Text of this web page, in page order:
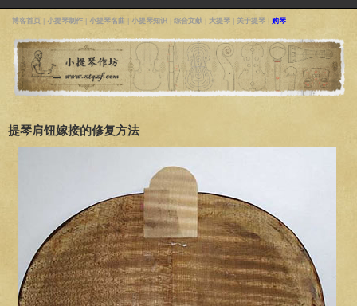
博客首页 小提琴制作 小提琴名曲 小提琴知识 综合文献 大提琴 关于提琴 购琴
提琴肩钮嫁接的修复方法